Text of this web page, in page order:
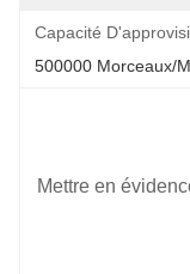
Capacité
500000 Morceaux/
Mettre en